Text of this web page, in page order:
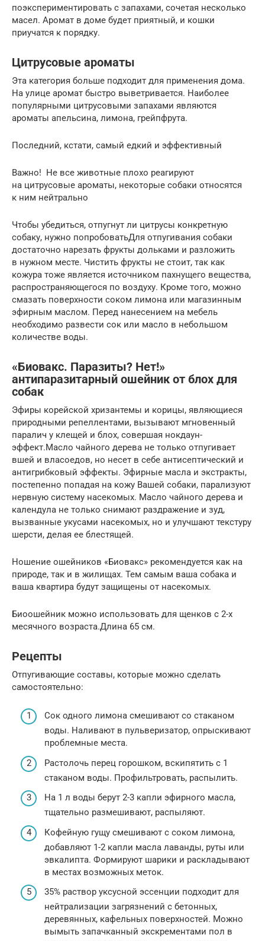
поэкспериментировать с запахами, сочетая несколько
масел. Аромат в доме будет приятный, и кошки
приучатся к порядку.
Цитрусовые ароматы
Эта категория больше подходит для применения дома.
На улице аромат быстро выветривается. Наиболее
популярными цитрусовыми запахами являются
ароматы апельсина, лимона, грейпфрута.
Последний, кстати, самый едкий и эффективный
Важно! Не все животные плохо реагируют
на цитрусовые ароматы, некоторые собаки относятся
к ним нейтрально
Чтобы убедиться, отпугнут ли цитрусы конкретную
собаку, нужно попробоватьДля отпугивания собаки
достаточно нарезать фрукты дольками и разложить
в нужном месте. Чистить фрукты не стоит, так как
кожура тоже является источником пахнущего вещества,
распространяющегося по воздуху. Кроме того, можно
смазать поверхности соком лимона или магазинным
эфирным маслом. Перед нанесением на мебель
необходимо развести сок или масло в небольшом
количестве воды.
«Биовакс. Паразиты? Нет!»
антипаразитарный ошейник от блох для
собак
Эфиры корейской хризантемы и корицы, являющиеся
природными репеллентами, вызывают мгновенный
паралич у клещей и блох, совершая нокдаун-
эффект.Масло чайного дерева не только отпугивает
вшей и власоедов, но несет в себе антисептический и
антигрибковый эффекты. Эфирные масла и экстракты,
постепенно попадая на кожу Вашей собаки, парализуют
нервную систему насекомых. Масло чайного дерева и
календула не только снимают раздражение и зуд,
вызванные укусами насекомых, но и улучшают текстуру
шерсти, делая ее блестящей.
Ношение ошейников «Биовакс» рекомендуется как на
природе, так и в жилищах. Тем самым ваша собака и
ваша квартира будут защищены от насекомых.
Биоошейник можно использовать для щенков с 2-х
месячного возраста.Длина 65 см.
Рецепты
Отпугивающие составы, которые можно сделать
самостоятельно:
Сок одного лимона смешивают со стаканом
воды. Наливают в пульверизатор, опрыскивают
проблемные места.
Растолочь перец горошком, вскипятить с 1
стаканом воды. Профильтровать, распылить.
На 1 л воды берут 2-3 капли эфирного масла,
тщательно размешивают, распыляют.
Кофейную гущу смешивают с соком лимона,
добавляют 1-2 капли масла лаванды, руты или
эвкалипта. Формируют шарики и раскладывают
в местах возможных меток.
35% раствор уксусной эссенции подходит для
нейтрализации загрязнений с бетонных,
деревянных, кафельных поверхностей. Можно
вымыть запачканный экскрементами пол в